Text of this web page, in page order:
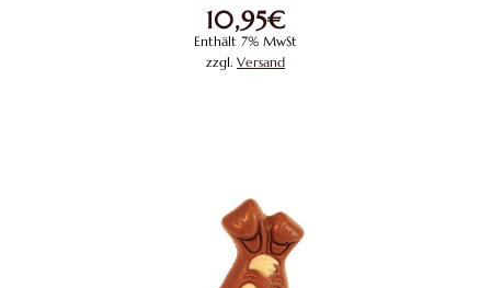
10,95€
Enthält 7% MwSt
zzgl. Versand